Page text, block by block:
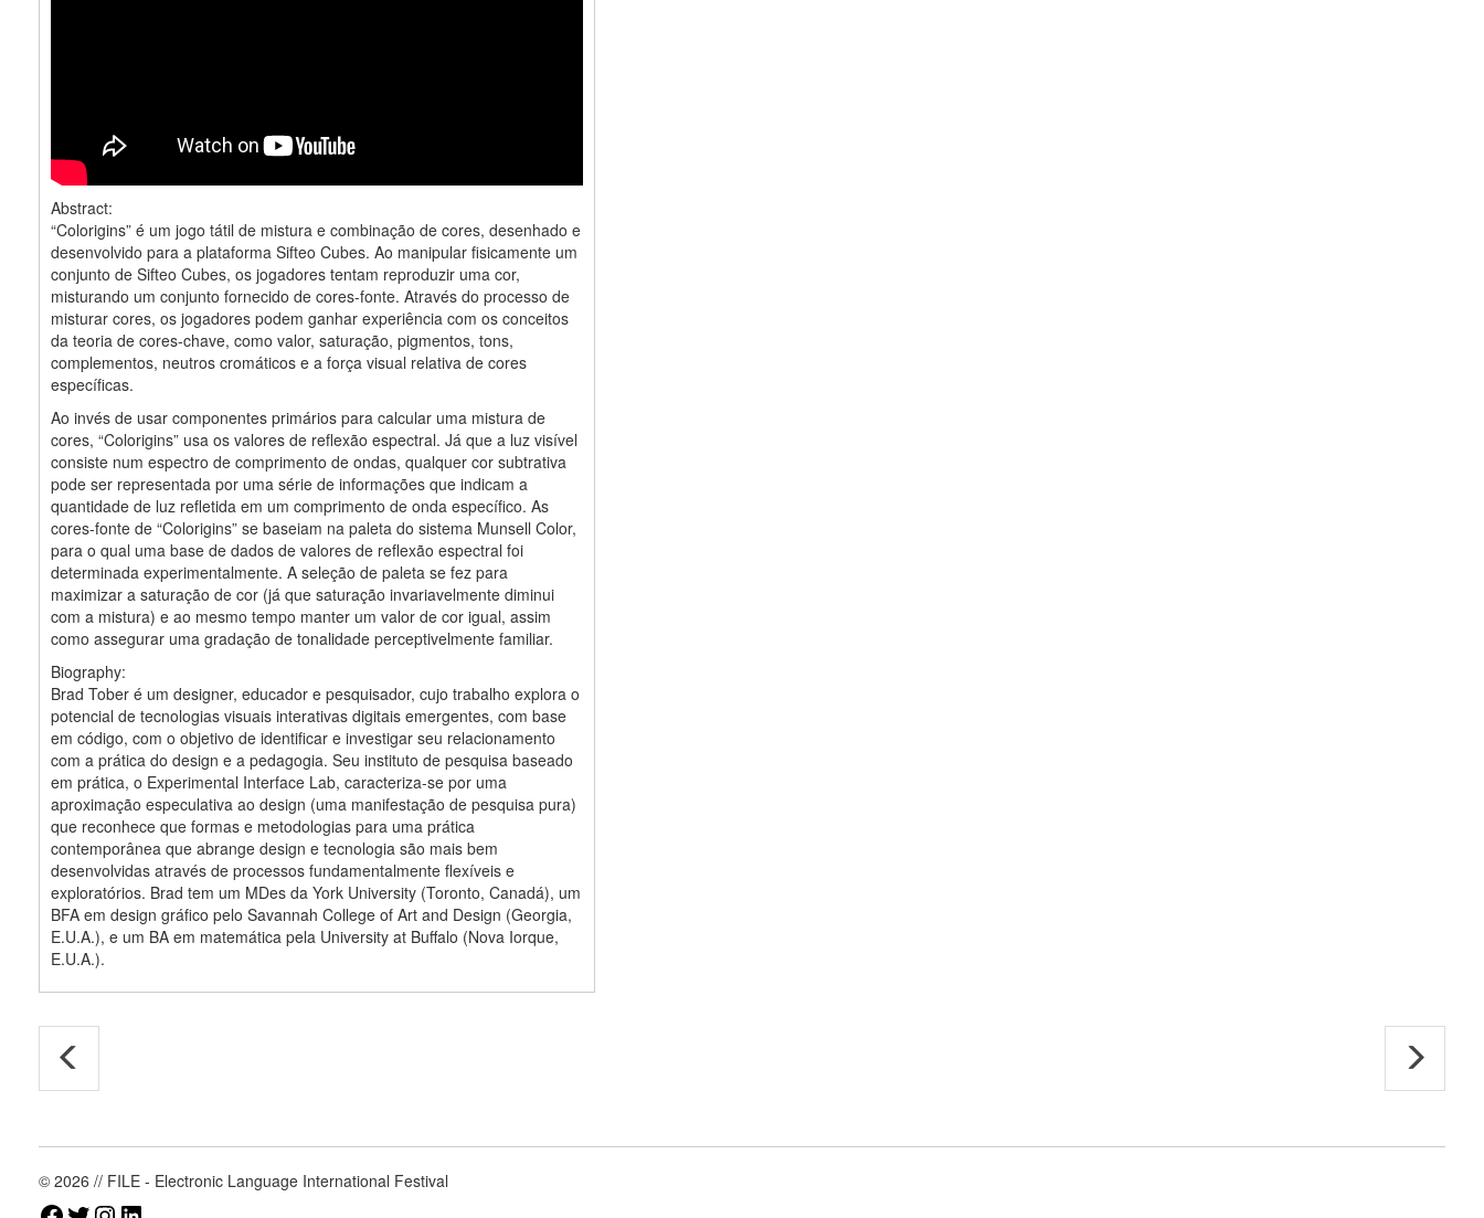
Abstract:
“Colorigins” é um jogo tátil de mistura e combinação de cores, desenhado e
desenvolvido para a plataforma Sifteo Cubes. Ao manipular fisicamente um
conjunto de Sifteo Cubes, os jogadores tentam reproduzir uma cor,
misturando um conjunto fornecido de cores-fonte. Através do processo de
misturar cores, os jogadores podem ganhar experiência com os conceitos
da teoria de cores-chave, como valor, saturação, pigmentos, tons,
complementos, neutros cromáticos e a força visual relativa de cores
específicas.
Ao invés de usar componentes primários para calcular uma mistura de
cores, “Colorigins” usa os valores de reflexão espectral. Já que a luz visível
consiste num espectro de comprimento de ondas, qualquer cor subtrativa
pode ser representada por uma série de informações que indicam a
quantidade de luz refletida em um comprimento de onda específico. As
cores-fonte de “Colorigins” se baseiam na paleta do sistema Munsell Color,
para o qual uma base de dados de valores de reflexão espectral foi
determinada experimentalmente. A seleção de paleta se fez para
maximizar a saturação de cor (já que saturação invariavelmente diminui
com a mistura) e ao mesmo tempo manter um valor de cor igual, assim
como assegurar uma gradação de tonalidade perceptivelmente familiar.
Biography:
Brad Tober é um designer, educador e pesquisador, cujo trabalho explora o
potencial de tecnologias visuais interativas digitais emergentes, com base
em código, com o objetivo de identificar e investigar seu relacionamento
com a prática do design e a pedagogia. Seu instituto de pesquisa baseado
em prática, o Experimental Interface Lab, caracteriza-se por uma
aproximação especulativa ao design (uma manifestação de pesquisa pura)
que reconhece que formas e metodologias para uma prática
contemporânea que abrange design e tecnologia são mais bem
desenvolvidas através de processos fundamentalmente flexíveis e
exploratórios. Brad tem um MDes da York University (Toronto, Canadá), um
BFA em design gráfico pelo Savannah College of Art and Design (Georgia,
E.U.A.), e um BA em matemática pela University at Buffalo (Nova Iorque,
E.U.A.).
© 2026 // FILE - Electronic Language International Festival
Facebook
TwitterInstagram